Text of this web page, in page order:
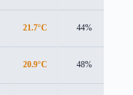
21.7°C 44%
20.9°C 48%